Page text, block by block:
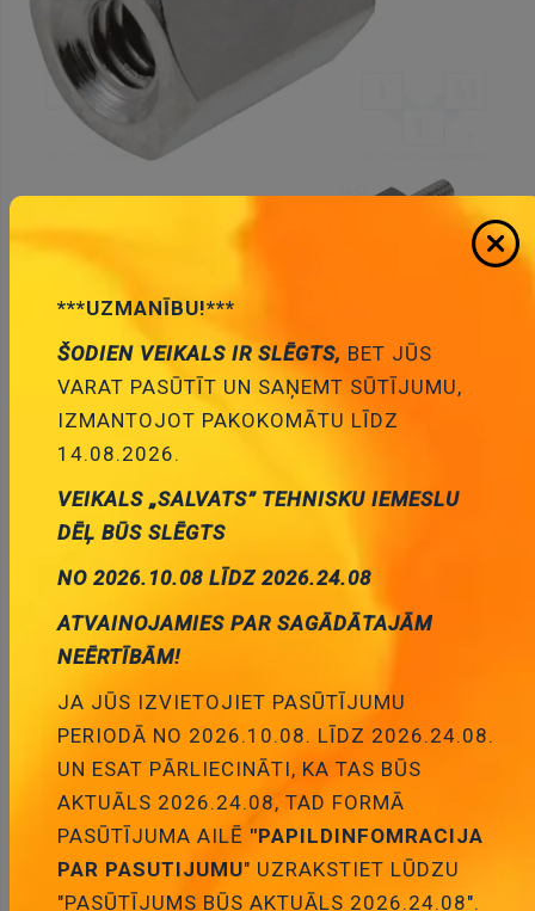
atšķirties no priekšmeta reāla izskata. Bet galvenās īpašības ir
vienādas.
Distancers L=5mm, M2 iekšeja vitne- M2 areja
vitne, misiņš
Noliktavas stāvoklis:
Daudzums:
Pievienot grozam
Apraksts
***UZMANĪBU!***
ŠODIEN VEIKALS IR SLĒGTS, BET JŪS
VARAT PASŪTĪT UN SAŅEMT SŪTĪJUMU,
IZMANTOJOT PAKOKOMĀTU LĪDZ
14.08.2026.
VEIKALS „SALVATS” TEHNISKU IEMESLU
DĒĻ BŪS SLĒGTS
NO 2026.10.08 LĪDZ 2026.24.08
ATVAINOJAMIES PAR SAGĀDĀTAJĀM
NEĒRTĪBĀM!
JA JŪS IZVIETOJIET PASŪTĪJUMU
PERIODĀ NO 2026.10.08. LĪDZ 2026.24.08.
UN ESAT PĀRLIECINĀTI, KA TAS BŪS
AKTUĀLS 2026.24.08, TAD FORMĀ
PASŪTĪJUMA AILĒ "PAPILDINFOMRACIJA
PAR PASUTIJUMU" UZRAKSTIET LŪDZU
"PASŪTĪJUMS BŪS AKTUĀLS 2026.24.08".